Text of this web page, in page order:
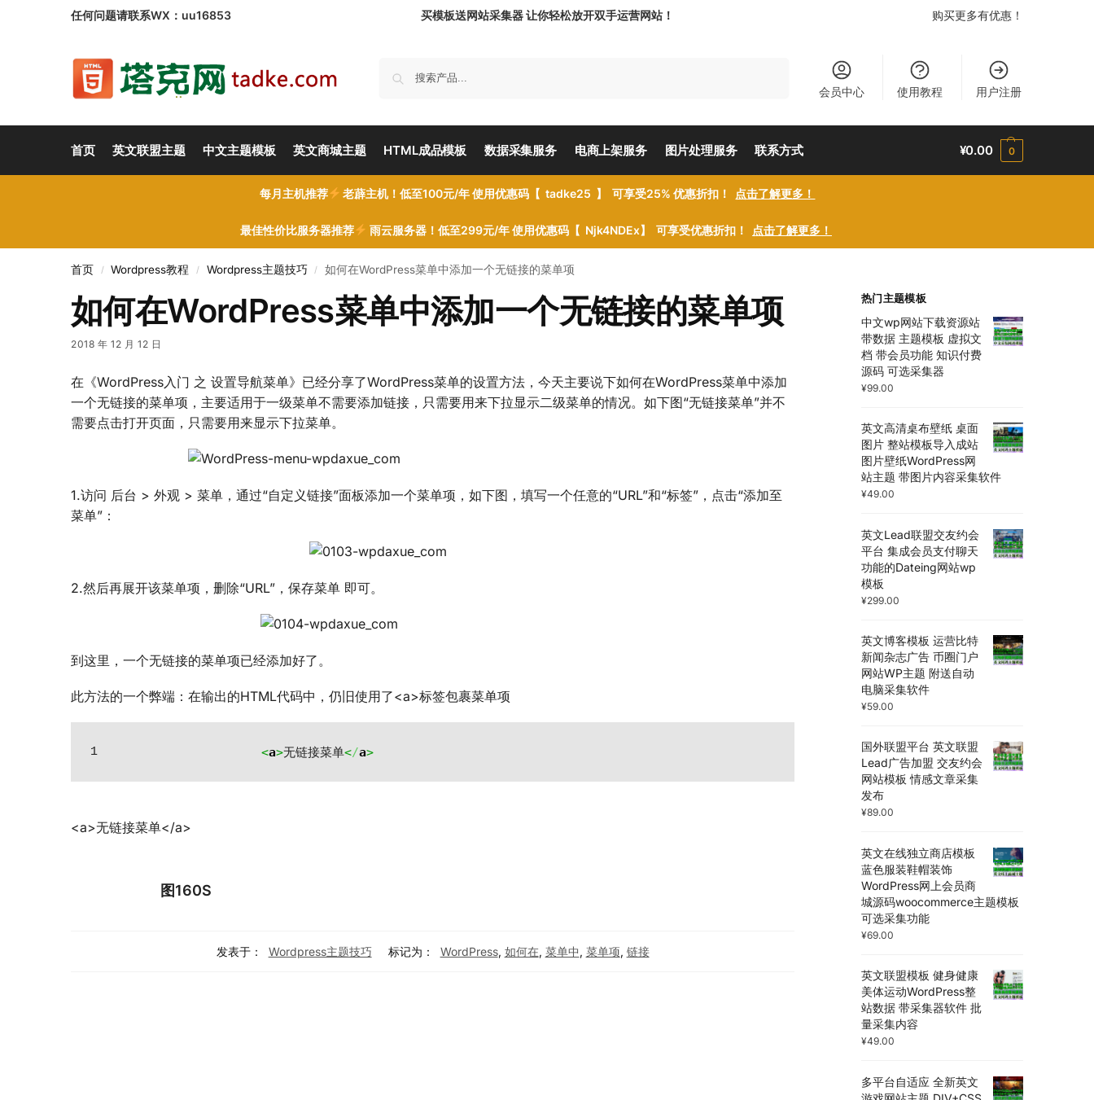
任何问题请联系WX：uu16853 买模板送网站采集器 让你轻松放开双手运营网站！ 购买更多有优惠！
会员中心 使用教程 用户注册
首页 英文联盟主题 中文主题模板 英文商城主题 HTML成品模板 数据采集服务 电商上架服务 图片处理服务 联系方式 ¥0.00 0
每月主机推荐 老薜主机！低至100元/年 使用优惠码【 tadke25 】 可享受25% 优惠折扣！ 点击了解更多！
最佳性价比服务器推荐 雨云服务器！低至299元/年 使用优惠码【 Njk4NDEx】 可享受优惠折扣！ 点击了解更多！
首页 / Wordpress教程 / Wordpress主题技巧 / 如何在WordPress菜单中添加一个无链接的菜单项
如何在WordPress菜单中添加一个无链接的菜单项
2018 年 12 月 12 日
在《WordPress入门 之 设置导航菜单》已经分享了WordPress菜单的设置方法，今天主要说下如何在WordPress菜单中添加
一个无链接的菜单项，主要适用于一级菜单不需要添加链接，只需要用来下拉显示二级菜单的情况。如下图“无链接菜单”并不
需要点击打开页面，只需要用来显示下拉菜单。
1.访问 后台 > 外观 > 菜单，通过“自定义链接”面板添加一个菜单项，如下图，填写一个任意的“URL”和“标签”，点击“添加至
菜单”：
2.然后再展开该菜单项，删除“URL”，保存菜单 即可。
到这里，一个无链接的菜单项已经添加好了。
此方法的一个弊端：在输出的HTML代码中，仍旧使用了<a>标签包裹菜单项
<a>无链接菜单</a>
<a>无链接菜单</a>
图160S
发表于： Wordpress主题技巧 标记为： WordPress, 如何在, 菜单中, 菜单项, 链接
热门主题模板
中文wp网站下载资源站
带数据 主题模板 虚拟文
档 带会员功能 知识付费
源码 可选采集器
¥99.00
英文高清桌布壁纸 桌面
图片 整站模板导入成站
图片壁纸WordPress网
站主题 带图片内容采集软件
¥49.00
英文Lead联盟交友约会
平台 集成会员支付聊天
功能的Dateing网站wp
模板
¥299.00
英文博客模板 运营比特
新闻杂志广告 币圈门户
网站WP主题 附送自动
电脑采集软件
¥59.00
国外联盟平台 英文联盟
Lead广告加盟 交友约会
网站模板 情感文章采集
发布
¥89.00
英文在线独立商店模板
蓝色服装鞋帽装饰
WordPress网上会员商
城源码woocommerce主题模板
可选采集功能
¥69.00
英文联盟模板 健身健康
美体运动WordPress整
站数据 带采集器软件 批
量采集内容
¥49.00
多平台自适应 全新英文